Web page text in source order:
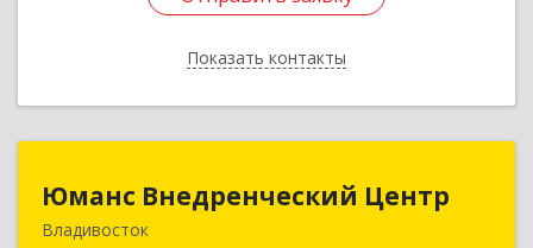
Показать контакты
Назад
Юманс Внедренческий Центр
Владивосток
Юманс Внедренческий Центр
690014, Приморский край, Владивосток г,